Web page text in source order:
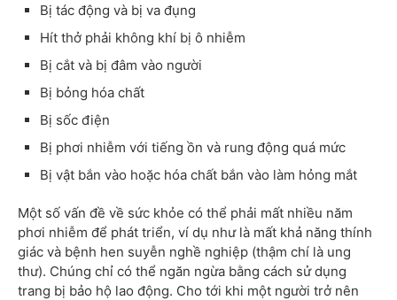
Bị tác động và bị va đụng
Hít thở phải không khí bị ô nhiễm
Bị cắt và bị đâm vào người
Bị bỏng hóa chất
Bị sốc điện
Bị phơi nhiễm với tiếng ồn và rung động quá mức
Bị vật bắn vào hoặc hóa chất bắn vào làm hỏng mắt
Một số vấn đề về sức khỏe có thể phải mất nhiều năm
phơi nhiễm để phát triển, ví dụ như là mất khả năng thính
giác và bệnh hen suyễn nghề nghiệp (thậm chí là ung
thư). Chúng chỉ có thể ngăn ngừa bằng cách sử dụng
trang bị bảo hộ lao động. Cho tới khi một người trở nên